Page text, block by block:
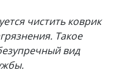
чистить коврик
Такое
вид